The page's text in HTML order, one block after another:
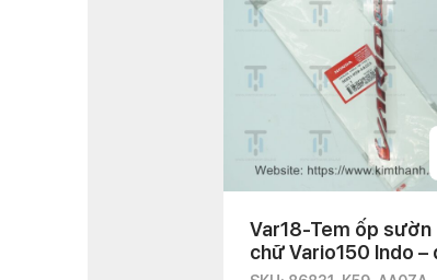
Var18-Tem ốp sườn
chữ Vario150 Indo –